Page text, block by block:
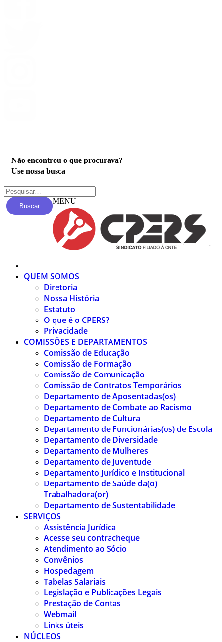
Não encontrou o que procurava?
Use nossa busca
Buscar
MENU
'
QUEM SOMOS
Diretoria
Nossa História
Estatuto
O que é o CPERS?
Privacidade
COMISSÕES E DEPARTAMENTOS
Comissão de Educação
Comissão de Formação
Comissão de Comunicação
Comissão de Contratos Temporários
Departamento de Aposentadas(os)
Departamento de Combate ao Racismo
Departamento de Cultura
Departamento de Funcionárias(os) de Escola
Departamento de Diversidade
Departamento de Mulheres
Departamento de Juventude
Departamento Jurídico e Institucional
Departamento de Saúde da(o)
Trabalhadora(or)
Departamento de Sustentabilidade
SERVIÇOS
Assistência Jurídica
Acesse seu contracheque
Atendimento ao Sócio
Convênios
Hospedagem
Tabelas Salariais
Legislação e Publicações Legais
Prestação de Contas
Webmail
Links úteis
NÚCLEOS